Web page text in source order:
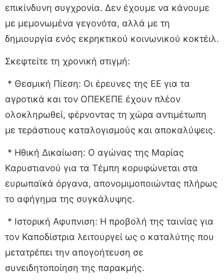
επικίνδυνη συγχρονία. Δεν έχουμε να κάνουμε
με μεμονωμένα γεγονότα, αλλά με τη
δημιουργία ενός εκρηκτικού κοινωνικού κοκτέιλ.
Σκεφτείτε τη χρονική στιγμή:
* Θεσμική Πίεση: Οι έρευνες της ΕΕ για τα
αγροτικά και τον ΟΠΕΚΕΠΕ έχουν πλέον
ολοκληρωθεί, φέρνοντας τη χώρα αντιμέτωπη
με τεράστιους καταλογισμούς και αποκαλύψεις.
* Ηθική Δικαίωση: Ο αγώνας της Μαρίας
Καρυστιανού για τα Τέμπη κορυφώνεται στα
ευρωπαϊκά όργανα, απονομιμοποιώντας πλήρως
το αφήγημα της συγκάλυψης.
* Ιστορική Αφυπνιση: Η προβολή της ταινίας για
τον Καποδίστρια λειτουργεί ως ο καταλύτης που
μετατρέπει την απογοήτευση σε
συνειδητοποίηση της παρακμής.